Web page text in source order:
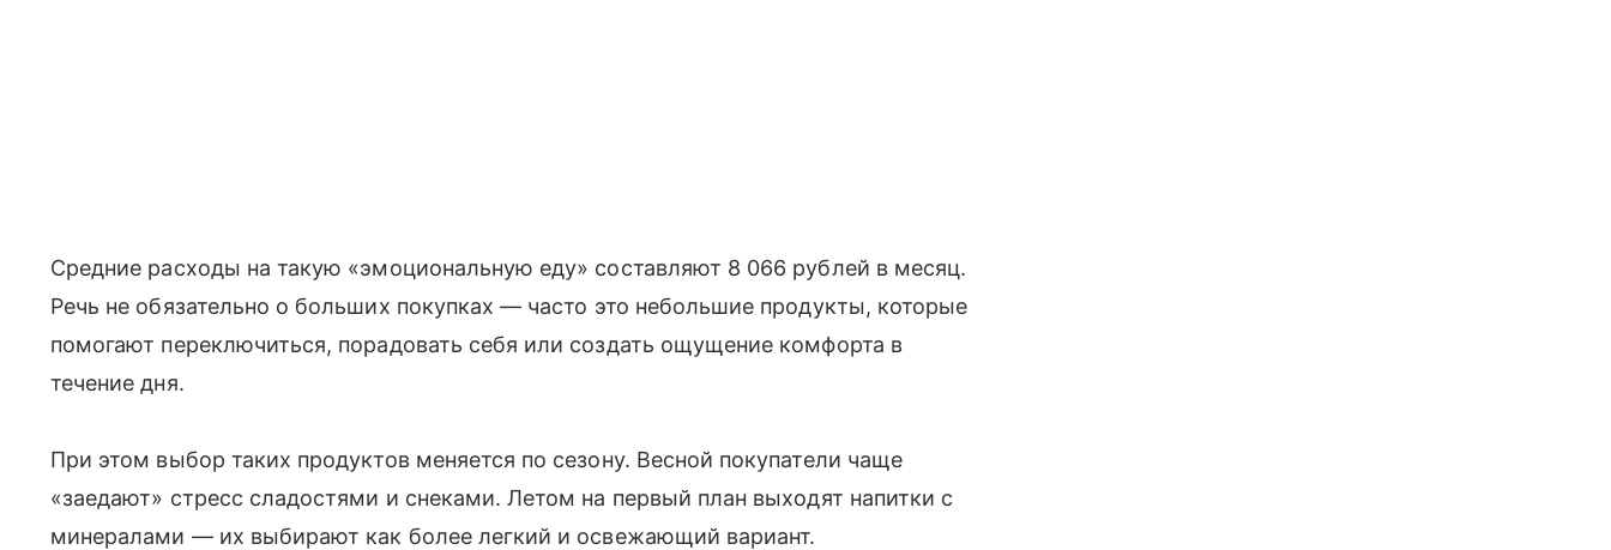
Средние расходы на такую «эмоциональную еду» составляют 8 066 рублей в месяц.
Речь не обязательно о больших покупках — часто это небольшие продукты, которые
помогают переключиться, порадовать себя или создать ощущение комфорта в
течение дня.
При этом выбор таких продуктов меняется по сезону. Весной покупатели чаще
«заедают» стресс сладостями и снеками. Летом на первый план выходят напитки с
минералами — их выбирают как более легкий и освежающий вариант.